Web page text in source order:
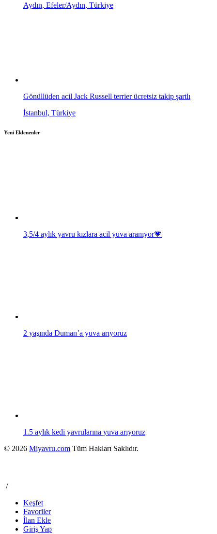
Aydın, Efeler/Aydın, Türkiye
Gönüllüden acil Jack Russell terrier ücretsiz takip şartlı
İstanbul, Türkiye
Yeni Eklenenler
3,5/4 aylık yavru kızlara acil yuva aranıyor💗
2 yaşında Duman’a yuva arıyoruz
1.5 aylık kedi yavrularına yuva arıyoruz
© 2026 Miyavru.com Tüm Hakları Saklıdır.
/
Keşfet
Favoriler
İlan Ekle
Giriş Yap